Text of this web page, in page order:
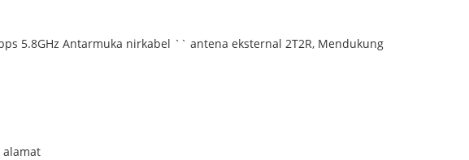
5.8GHz Antarmuka nirkabel `` antena eksternal 2T2R, Mendukung
alamat